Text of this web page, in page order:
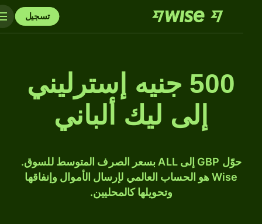
تسجيل
500 جنيه إسترليني
إلى ليك ألباني
حوّل GBP إلى ALL بسعر الصرف المتوسط للسوق.
Wise هو الحساب العالمي لإرسال الأموال وإنفاقها
وتحويلها كالمحليين.